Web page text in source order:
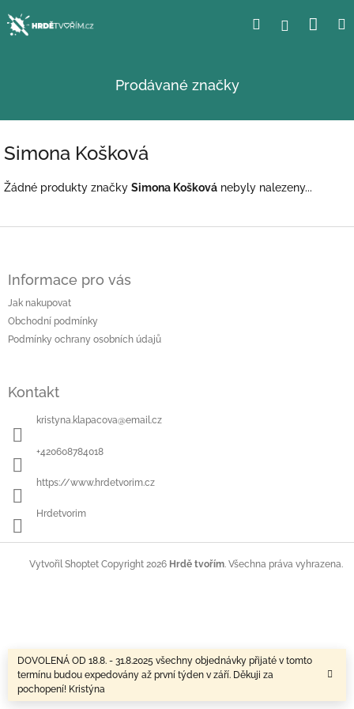
na
obsah
DOVOLENÁ OD 18.8. - 31.8.2025 všechny objednávky přijaté v tomto
termínu budou expedovány až první týden v září. Děkuji za
pochopení! Kristýna
HledatPřihlášení
Prodávané značky
Simona Košková
Žádné produkty značky Simona Košková nebyly nalezeny...
Informace pro vás
Jak nakupovat
Obchodní podmínky
Podmínky ochrany osobních údajů
Kontakt
kristyna.klapacova@email.cz
+420608784018
https://www.hrdetvorim.cz
Hrdetvorim
Vytvořil Shoptet Copyright 2026 Hrdě tvořím. Všechna práva vyhrazena.